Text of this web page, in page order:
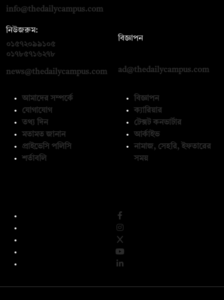
info@thedailycampus.com
নিউজরুম:
০১৫৭২০৯৯১০৫
০১৭৮৫৭১৬২৭৮
news@thedailycampus.com
বিজ্ঞাপন
ad@thedailycampus.com
আমাদের সম্পর্কে
যোগাযোগ
তথ্য দিন
মতামত জানান
প্রাইভেসি পলিসি
শর্তাবলি
বিজ্ঞাপন
ক্যারিয়ার
টেক্সট কনভার্টার
আর্কাইভ
নামাজ, সেহরি, ইফতারের
সময়